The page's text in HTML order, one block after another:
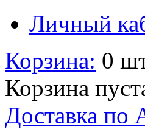
Личный
Корзина: 0
Корзина
Доставка по